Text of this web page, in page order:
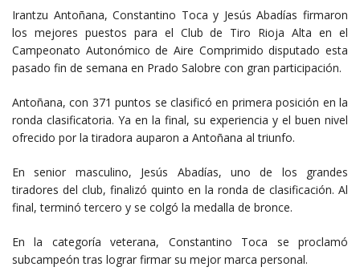
Irantzu Antoñana, Constantino Toca y Jesús Abadías firmaron
los mejores puestos para el Club de Tiro Rioja Alta en el
Campeonato Autonómico de Aire Comprimido disputado esta
pasado fin de semana en Prado Salobre con gran participación.
Antoñana, con 371 puntos se clasificó en primera posición en la
ronda clasificatoria. Ya en la final, su experiencia y el buen nivel
ofrecido por la tiradora auparon a Antoñana al triunfo.
En senior masculino, Jesús Abadías, uno de los grandes
tiradores del club, finalizó quinto en la ronda de clasificación. Al
final, terminó tercero y se colgó la medalla de bronce.
En la categoría veterana, Constantino Toca se proclamó
subcampeón tras lograr firmar su mejor marca personal.